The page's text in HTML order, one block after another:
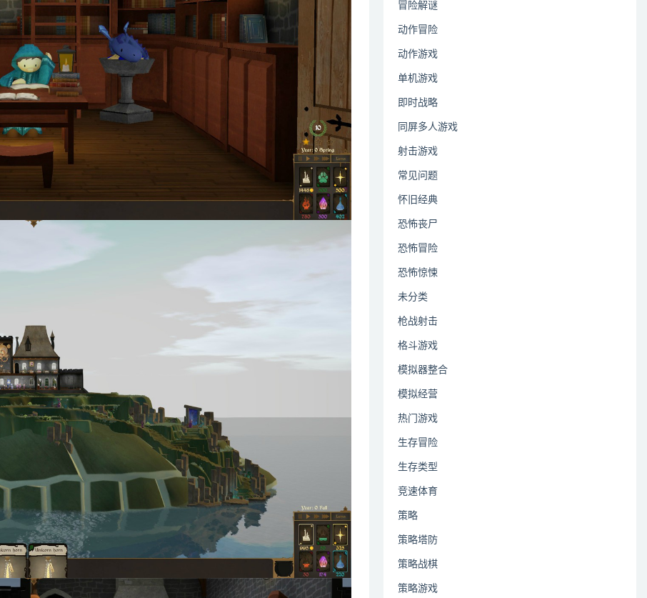
冒险解谜
动作冒险
动作游戏
单机游戏
即时战略
同屏多人游戏
射击游戏
常见问题
怀旧经典
恐怖丧尸
恐怖冒险
恐怖惊悚
未分类
枪战射击
格斗游戏
模拟器整合
模拟经营
热门游戏
生存冒险
生存类型
竞速体育
策略
策略塔防
策略战棋
策略游戏